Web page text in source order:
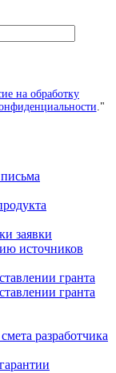
на обработку
."
заявки
источников
гранта
гранта
разработчика